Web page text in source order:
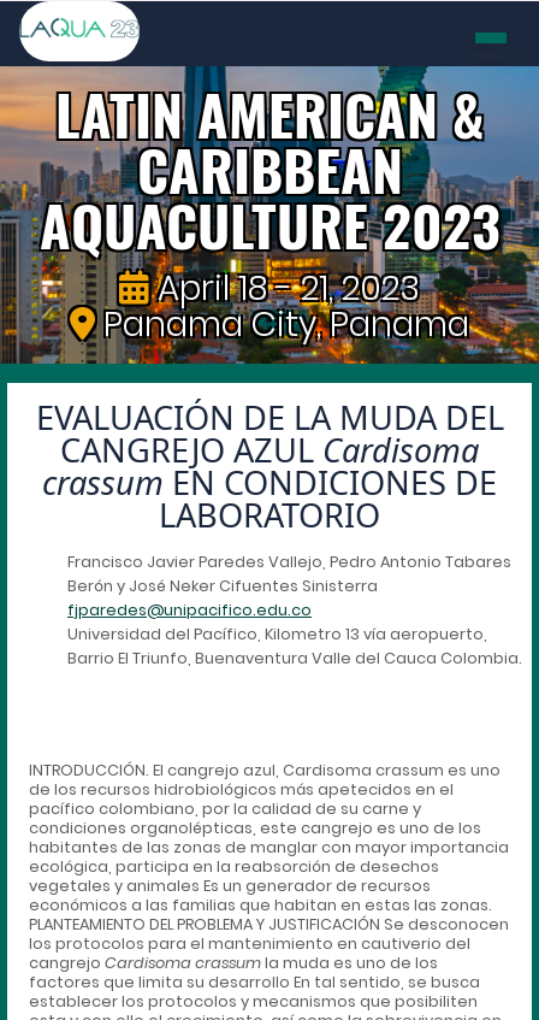
LATIN AMERICAN &
CARIBBEAN
AQUACULTURE 2023
April 18 - 21, 2023
Panama City, Panama
EVALUACIÓN DE LA MUDA DEL
CANGREJO AZUL Cardisoma
crassum EN CONDICIONES DE
LABORATORIO
Francisco Javier Paredes Vallejo, Pedro Antonio Tabares
Berón y José Neker Cifuentes Sinisterra
fjparedes@unipacifico.edu.co
Universidad del Pacífico, Kilometro 13 vía aeropuerto,
Barrio El Triunfo, Buenaventura Valle del Cauca Colombia.
INTRODUCCIÓN. El cangrejo azul, Cardisoma crassum es uno
de los recursos hidrobiológicos más apetecidos en el
pacífico colombiano, por la calidad de su carne y
condiciones organolépticas, este cangrejo es uno de los
habitantes de las zonas de manglar con mayor importancia
ecológica, participa en la reabsorción de desechos
vegetales y animales Es un generador de recursos
económicos a las familias que habitan en estas las zonas.
PLANTEAMIENTO DEL PROBLEMA Y JUSTIFICACIÓN Se desconocen
los protocolos para el mantenimiento en cautiverio del
cangrejo Cardisomacrassumla muda es uno de los
factores que limita su desarrollo En tal sentido, se busca
establecer los protocolos y mecanismos que posibiliten